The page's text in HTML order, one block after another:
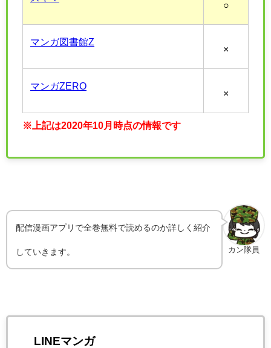
○
マンガ図書館Z
×
マンガZERO
×
※上記は2020年10月時点の情報です
カン隊員
配信漫画アプリで全巻無料で読めるのか詳しく紹介
していきます。
LINEマンガ